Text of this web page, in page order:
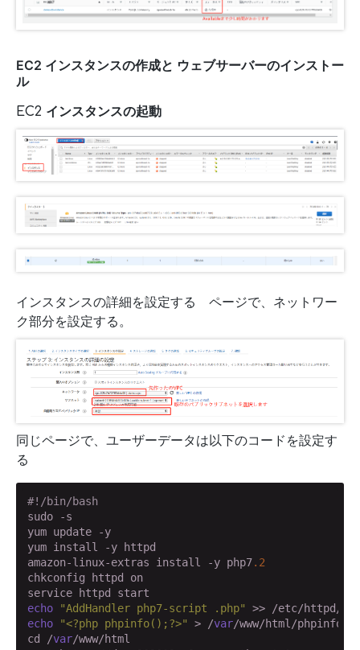
EC2 インスタンスの作成と ウェブサーバーのインストー
ル
EC2 インスタンスの起動
インスタンスの詳細を設定する ページで、ネットワー
ク部分を設定する。
同じページで、ユーザーデータは以下のコードを設定す
る
#!/bin/bash
sudo -s
yum update -y
yum install -y httpd
amazon-linux-extras install -y php7.2
chkconfig httpd on
echo
"AddHandler php7-script .php"
echo
"<?php phpinfo();?>" > /var/www/html/
cd /var/www/html